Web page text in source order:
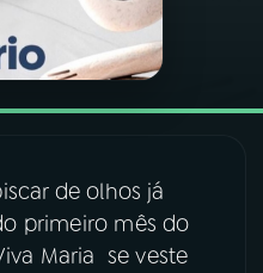
de olhos já
primeiro mês do
Maria se veste